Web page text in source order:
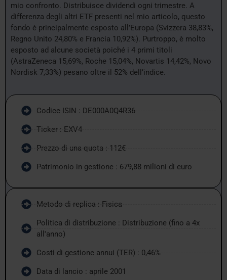
mio confronto. Distribuisce dividendi ogni trimestre. A
differenza degli altri ETF presenti nel mio articolo, questo
fondo è principalmente esposto all’Europa (Svizzera 38,83%,
Regno Unito 24,80% e Francia 10,92%). Purtroppo, è molto
esposto ad alcune società poiché i 4 primi titoli
(AstraZeneca 15,69%, Roche 15,04%, Novartis 14,42%, Novo
Nordisk 7,33%) pesano oltre il 52% dell’indice.
Codice ISIN : DE000A0Q4R36
Ticker : EXV4
Prezzo di una quota : 112€
Patrimonio in gestione : 679,88 milioni di euro
Metodo di replica : Fisica
Politica di distribuzione : Distribuzione (fino a 4x
all'anno)
Costi di gestione annui (TER) : 0,46%
Data di lancio : aprile 2001